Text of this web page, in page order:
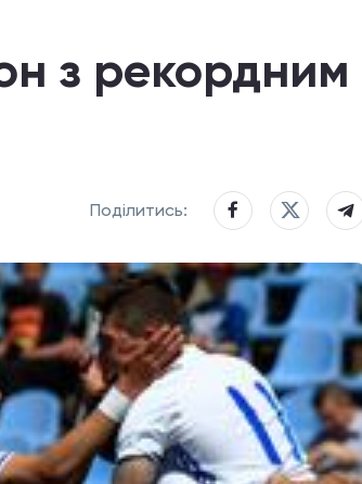
з рекордним
Поділитись: